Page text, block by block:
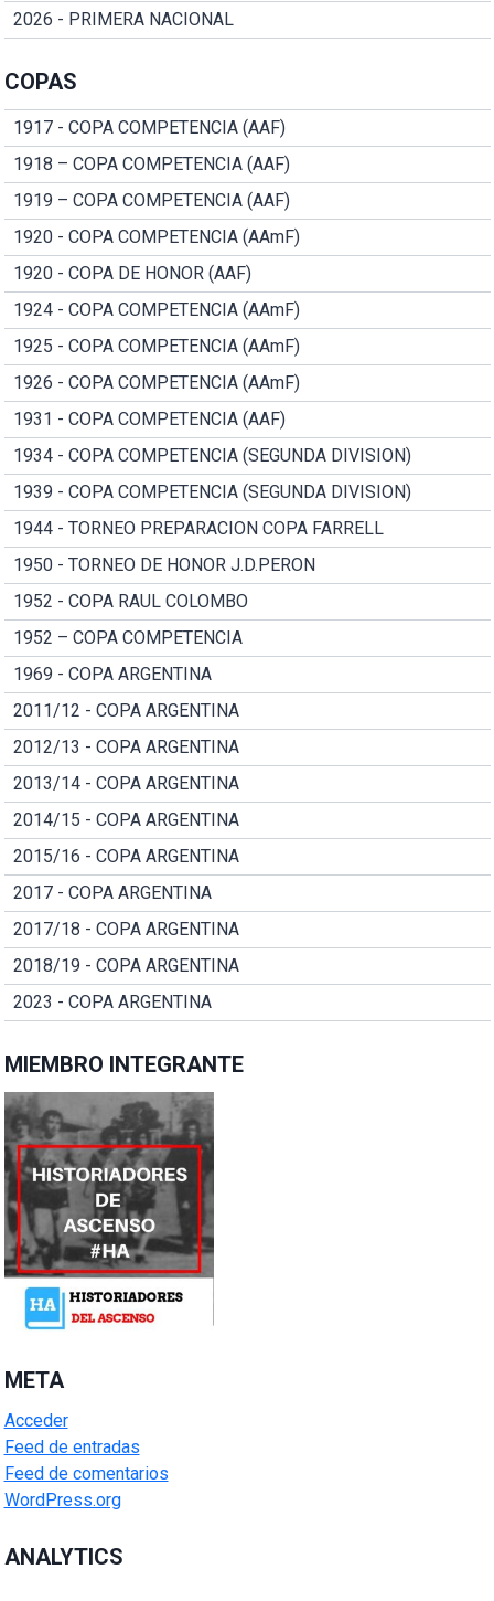
2026 - PRIMERA NACIONAL
COPAS
1917 - COPA COMPETENCIA (AAF)
1918 – COPA COMPETENCIA (AAF)
1919 – COPA COMPETENCIA (AAF)
1920 - COPA COMPETENCIA (AAmF)
1920 - COPA DE HONOR (AAF)
1924 - COPA COMPETENCIA (AAmF)
1925 - COPA COMPETENCIA (AAmF)
1926 - COPA COMPETENCIA (AAmF)
1931 - COPA COMPETENCIA (AAF)
1934 - COPA COMPETENCIA (SEGUNDA DIVISION)
1939 - COPA COMPETENCIA (SEGUNDA DIVISION)
1944 - TORNEO PREPARACION COPA FARRELL
1950 - TORNEO DE HONOR J.D.PERON
1952 - COPA RAUL COLOMBO
1952 – COPA COMPETENCIA
1969 - COPA ARGENTINA
2011/12 - COPA ARGENTINA
2012/13 - COPA ARGENTINA
2013/14 - COPA ARGENTINA
2014/15 - COPA ARGENTINA
2015/16 - COPA ARGENTINA
2017 - COPA ARGENTINA
2017/18 - COPA ARGENTINA
2018/19 - COPA ARGENTINA
2023 - COPA ARGENTINA
MIEMBRO INTEGRANTE
META
Acceder
Feed de entradas
Feed de comentarios
WordPress.org
ANALYTICS